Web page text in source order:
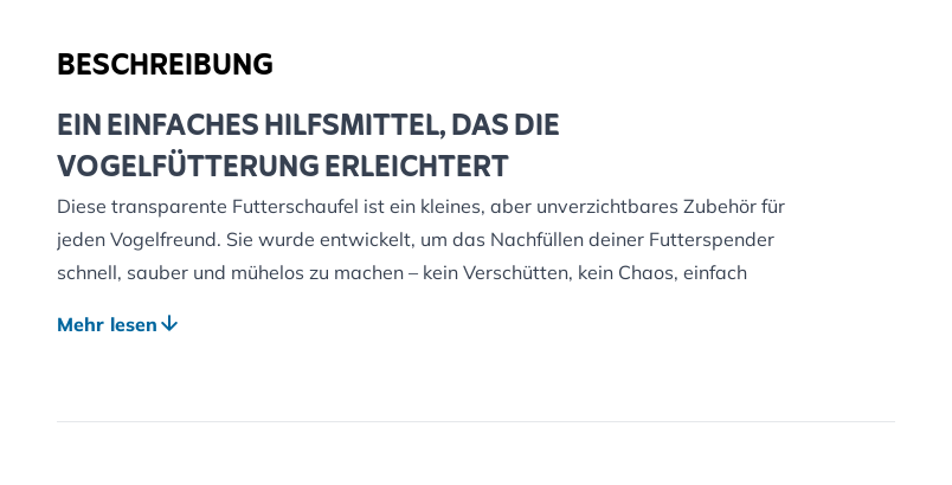
BESCHREIBUNG
EIN EINFACHES HILFSMITTEL, DAS DIE
VOGELFÜTTERUNG ERLEICHTERT
Diese transparente Futterschaufel ist ein kleines, aber unverzichtbares Zubehör für
jeden Vogelfreund. Sie wurde entwickelt, um das Nachfüllen deiner Futterspender
schnell, sauber und mühelos zu machen – kein Verschütten, kein Chaos, einfach
Der geformte, stabile Griff liegt angenehm in der Hand, sodass sich Vogelfutter
Mehr lesen